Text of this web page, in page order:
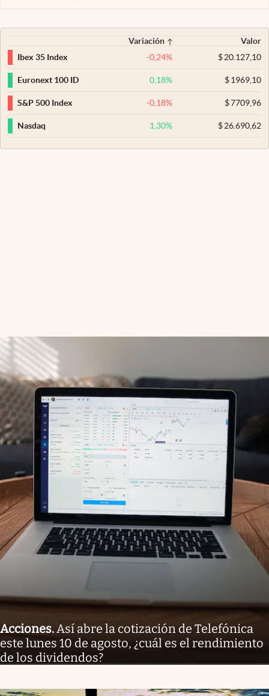
Variación
Valor
Ibex 35 Index
-0,24% $20.127,10
Euronext 100 ID 0,18% $1969,10
S&P 500 Index -0,18% $7709,96
Nasdaq 1,30% $26.690,62
Acciones.Así abre la cotización de Telefónica
este lunes 10 de agosto, ¿cuál es el rendimiento
de los dividendos?